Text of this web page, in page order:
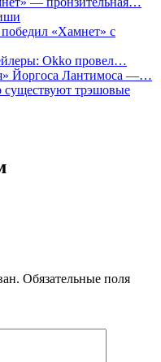
«Хамнет» с
Okko провел…
Йоргоса Лантимоса —…
существуют трэшовые
Обязательные поля